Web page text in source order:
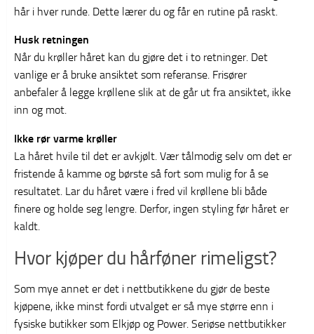
hår i hver runde. Dette lærer du og får en rutine på raskt.
Husk retningen
Når du krøller håret kan du gjøre det i to retninger. Det
vanlige er å bruke ansiktet som referanse. Frisører
anbefaler å legge krøllene slik at de går ut fra ansiktet, ikke
inn og mot.
Ikke rør varme krøller
La håret hvile til det er avkjølt. Vær tålmodig selv om det er
fristende å kamme og børste så fort som mulig for å se
resultatet. Lar du håret være i fred vil krøllene bli både
finere og holde seg lengre. Derfor, ingen styling før håret er
kaldt.
Hvor kjøper du hårføner rimeligst?
Som mye annet er det i nettbutikkene du gjør de beste
kjøpene, ikke minst fordi utvalget er så mye større enn i
fysiske butikker som Elkjøp og Power. Seriøse nettbutikker